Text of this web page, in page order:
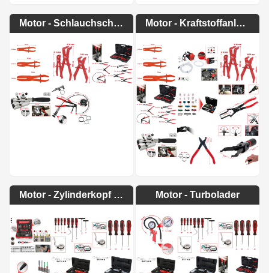
Motor - Schlauchschellenzangen Motor - Kraftstoffanlage
Motor - Zylinderkopf / Motorblock Motor - Turbolader